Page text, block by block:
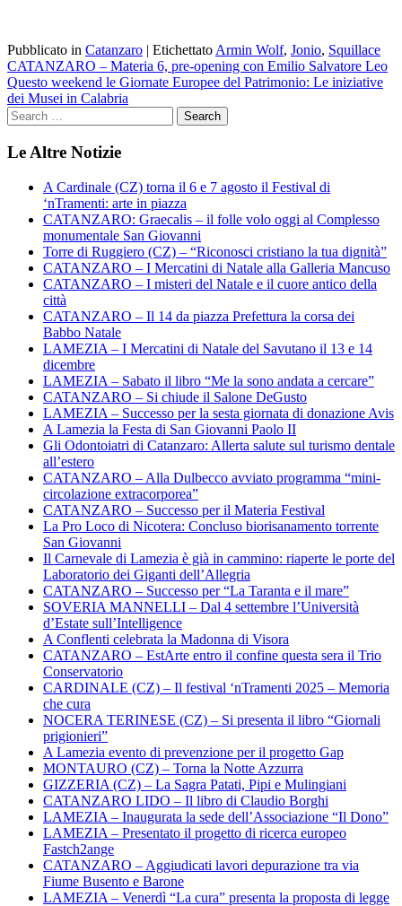
Pubblicato in Catanzaro | EtichettatoArmin Wolf, Jonio, Squillace
Navigazione
articoli
CATANZARO – Materia 6, pre-opening con Emilio Salvatore Leo
Questo weekend le Giornate Europee del Patrimonio: Le iniziative
dei Musei in Calabria
Le Altre Notizie
A Cardinale (CZ) torna il 6 e 7 agosto il Festival di
‘nTramenti: arte in piazza
CATANZARO: Graecalis – il folle volo oggi al Complesso
monumentale San Giovanni
Torre di Ruggiero (CZ) – “Riconosci cristiano la tua dignità”
CATANZARO – I Mercatini di Natale alla Galleria Mancuso
CATANZARO – I misteri del Natale e il cuore antico della
città
CATANZARO – Il 14 da piazza Prefettura la corsa dei
Babbo Natale
LAMEZIA – I Mercatini di Natale del Savutano il 13 e 14
dicembre
LAMEZIA – Sabato il libro “Me la sono andata a cercare”
CATANZARO – Si chiude il Salone DeGusto
LAMEZIA – Successo per la sesta giornata di donazione Avis
A Lamezia la Festa di San Giovanni Paolo II
Gli Odontoiatri di Catanzaro: Allerta salute sul turismo dentale
all’estero
CATANZARO – Alla Dulbecco avviato programma “mini-
circolazione extracorporea”
CATANZARO – Successo per il Materia Festival
La Pro Loco di Nicotera: Concluso biorisanamento torrente
San Giovanni
Il Carnevale di Lamezia è già in cammino: riaperte le porte del
Laboratorio dei Giganti dell’Allegria
CATANZARO – Successo per “La Taranta e il mare”
SOVERIA MANNELLI – Dal 4 settembre l’Università
d’Estate sull’Intelligence
A Conflenti celebrata la Madonna di Visora
CATANZARO – EstArte entro il confine questa sera il Trio
Conservatorio
CARDINALE (CZ) – Il festival ‘nTramenti 2025 – Memoria
che cura
NOCERA TERINESE (CZ) – Si presenta il libro “Giornali
prigionieri”
A Lamezia evento di prevenzione per il progetto Gap
MONTAURO (CZ) – Torna la Notte Azzurra
GIZZERIA (CZ) – La Sagra Patati, Pipi e Mulingiani
CATANZARO LIDO – Il libro di Claudio Borghi
LAMEZIA – Inaugurata la sede dell’Associazione “Il Dono”
LAMEZIA – Presentato il progetto di ricerca europeo
Fastch2ange
CATANZARO – Aggiudicati lavori depurazione tra via
Fiume Busento e Barone
LAMEZIA – Venerdì “La cura” presenta la proposta di legge